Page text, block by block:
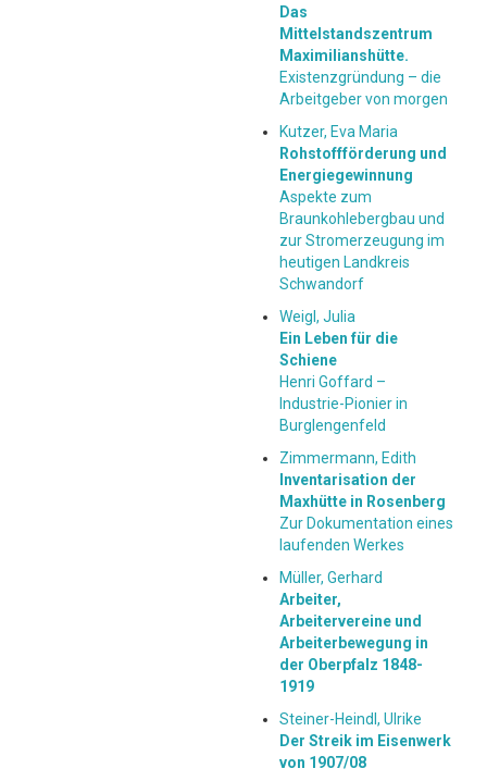
Das
Mittelstandszentrum
Maximilianshütte.
Existenzgründung – die
Arbeitgeber von morgen
Kutzer, Eva Maria
Rohstoffförderung und
Energiegewinnung
Aspekte zum
Braunkohlebergbau und
zur Stromerzeugung im
heutigen Landkreis
Schwandorf
Weigl, Julia
Ein Leben für die
Schiene
Henri Goffard –
Industrie-Pionier in
Burglengenfeld
Zimmermann, Edith
Inventarisation der
Maxhütte in Rosenberg
Zur Dokumentation eines
laufenden Werkes
Müller, Gerhard
Arbeiter,
Arbeitervereine und
Arbeiterbewegung in
der Oberpfalz 1848-
1919
Steiner-Heindl, Ulrike
Der Streik im Eisenwerk
von 1907/08